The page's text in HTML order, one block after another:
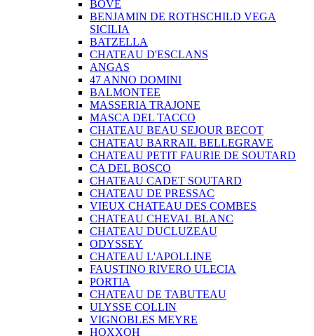
BOVE
BENJAMIN DE ROTHSCHILD VEGA
SICILIA
BATZELLA
CHATEAU D'ESCLANS
ANGAS
47 ANNO DOMINI
BALMONTEE
MASSERIA TRAJONE
MASCA DEL TACCO
CHATEAU BEAU SEJOUR BECOT
CHATEAU BARRAIL BELLEGRAVE
CHATEAU PETIT FAURIE DE SOUTARD
CA DEL BOSCO
CHATEAU CADET SOUTARD
CHATEAU DE PRESSAC
VIEUX CHATEAU DES COMBES
CHATEAU CHEVAL BLANC
CHATEAU DUCLUZEAU
ODYSSEY
CHATEAU L'APOLLINE
FAUSTINO RIVERO ULECIA
PORTIA
CHATEAU DE TABUTEAU
ULYSSE COLLIN
VIGNOBLES MEYRE
HOXXOH